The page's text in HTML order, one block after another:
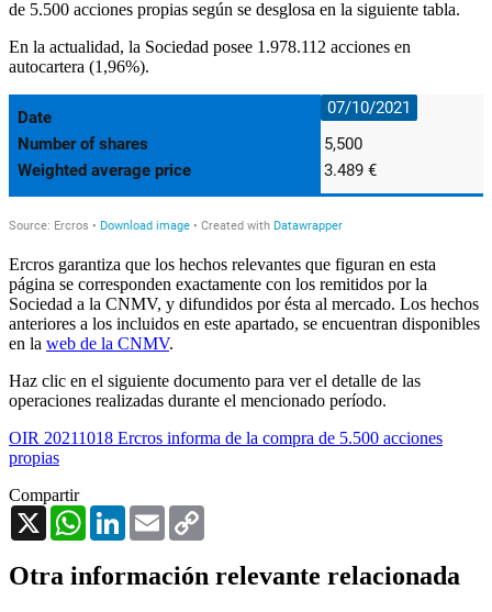
de 5.500 acciones propias según se desglosa en la siguiente tabla.
En la actualidad, la Sociedad posee 1.978.112 acciones en
autocartera (1,96%).
Ercros garantiza que los hechos relevantes que figuran en esta
página se corresponden exactamente con los remitidos por la
Sociedad a la CNMV, y difundidos por ésta al mercado. Los hechos
anteriores a los incluidos en este apartado, se encuentran disponibles
en la web de la CNMV.
Haz clic en el siguiente documento para ver el detalle de las
operaciones realizadas durante el mencionado período.
OIR 20211018 Ercros informa de la compra de 5.500 acciones
propias
Compartir
X
WhatsAppLinkedInEmail
Otra información relevante relacionada